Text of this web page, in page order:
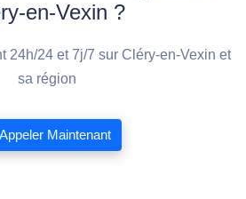
en-Vexin ?
24h/24 et 7j/7 sur Cléry-en-Vexin et
sa région
Appeler Maintenant